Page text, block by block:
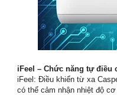
iFeel – Chức năng tự điều
iFeel: Điều khiển từ xa
có thể cảm nhận nhiệt độ